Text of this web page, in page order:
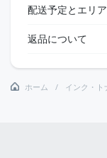
配送予定とエリ
返品について
ホーム インク・ト